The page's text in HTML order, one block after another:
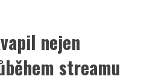
nejen
streamu